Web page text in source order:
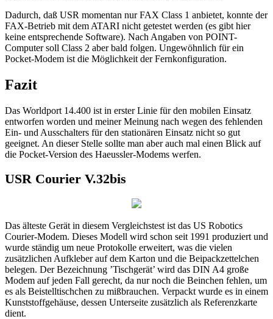
Dadurch, daß USR momentan nur FAX Class 1 anbietet, konnte der
FAX-Betrieb mit dem ATARI nicht getestet werden (es gibt hier
keine entsprechende Software). Nach Angaben von POINT-
Computer soll Class 2 aber bald folgen. Ungewöhnlich für ein
Pocket-Modem ist die Möglichkeit der Fernkonfiguration.
Fazit
Das Worldport 14.400 ist in erster Linie für den mobilen Einsatz
entworfen worden und meiner Meinung nach wegen des fehlenden
Ein- und Ausschalters für den stationären Einsatz nicht so gut
geeignet. An dieser Stelle sollte man aber auch mal einen Blick auf
die Pocket-Version des Haeussler-Modems werfen.
USR Courier V.32bis
Das älteste Gerät in diesem Vergleichstest ist das US Robotics
Courier-Modem. Dieses Modell wird schon seit 1991 produziert und
wurde ständig um neue Protokolle erweitert, was die vielen
zusätzlichen Aufkleber auf dem Karton und die Beipackzettelchen
belegen. Der Bezeichnung ’Tischgerät’ wird das DIN A4 große
Modem auf jeden Fall gerecht, da nur noch die Beinchen fehlen, um
es als Beistelltischchen zu mißbrauchen. Verpackt wurde es in einem
Kunststoffgehäuse, dessen Unterseite zusätzlich als Referenzkarte
dient.